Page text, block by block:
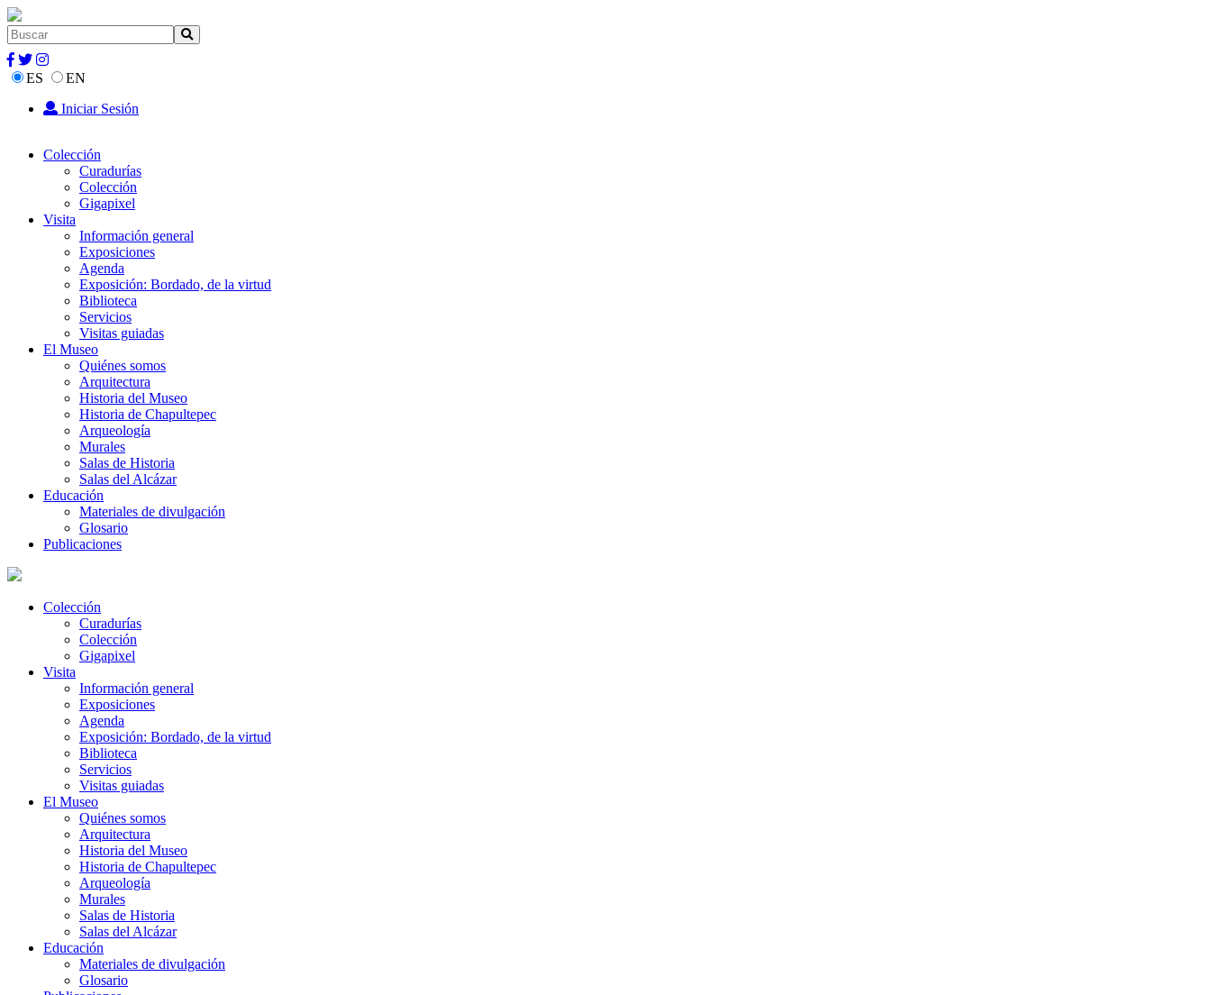
ES
EN
Iniciar Sesión
Colección
Curadurías
Colección
Gigapixel
Visita
Información general
Exposiciones
Agenda
Exposición: Bordado, de la virtud
Biblioteca
Servicios
Visitas guiadas
El Museo
Quiénes somos
Arquitectura
Historia del Museo
Historia de Chapultepec
Arqueología
Murales
Salas de Historia
Salas del Alcázar
Educación
Materiales de divulgación
Glosario
Publicaciones
Colección
Curadurías
Colección
Gigapixel
Visita
Información general
Exposiciones
Agenda
Exposición: Bordado, de la virtud
Biblioteca
Servicios
Visitas guiadas
El Museo
Quiénes somos
Arquitectura
Historia del Museo
Historia de Chapultepec
Arqueología
Murales
Salas de Historia
Salas del Alcázar
Educación
Materiales de divulgación
Glosario